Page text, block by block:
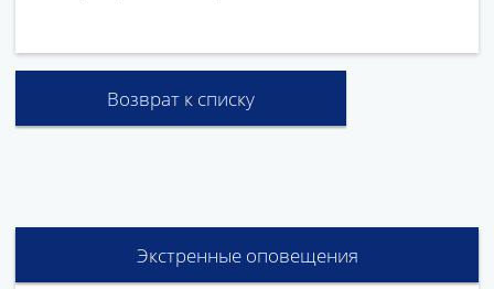
Возврат к списку
Экстренные оповещения